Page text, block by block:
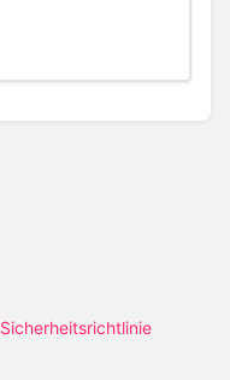
Sicherheitsrichtlinie